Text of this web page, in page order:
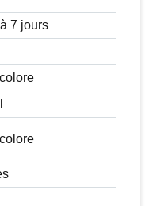
7 jours